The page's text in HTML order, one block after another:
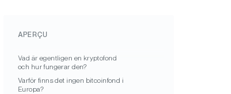
APERÇU
Vad är egentligen en kryptofond
och hur fungerar den?
Varför finns det ingen bitcoinfond i
Europa?